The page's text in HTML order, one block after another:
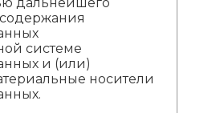
системе
и (или)
носители